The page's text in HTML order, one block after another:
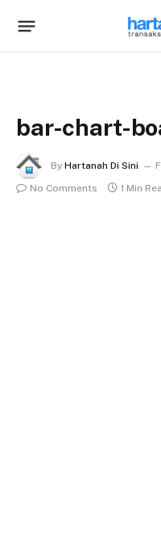
bar-chart-
By Hartanah Di Sini
No Comments
1 Min